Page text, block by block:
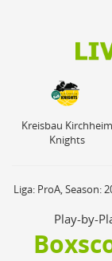
Kreisbau Kirchheim
Knights
Liga: ProA, Season:
Play-by-